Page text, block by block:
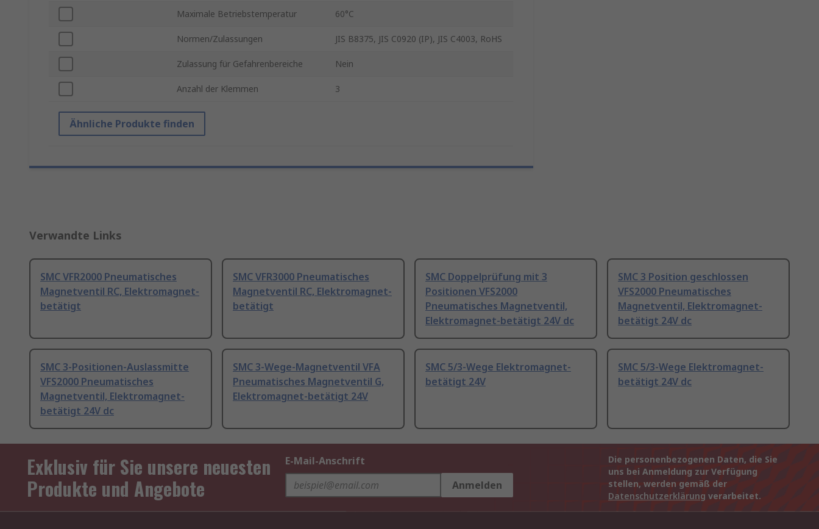
Maximale Betriebstemperatur 60°C
Normen/Zulassungen JIS B8375, JIS C0920 (IP), JIS C4003, RoHS
Zulassung für Gefahrenbereiche Nein
Anzahl der Klemmen 3
Ähnliche Produkte finden
Verwandte Links
SMC VFR2000 Pneumatisches
Magnetventil RC, Elektromagnet-
betätigt
SMC VFR3000 Pneumatisches
Magnetventil RC, Elektromagnet-
betätigt
SMC Doppelprüfung mit 3
Positionen VFS2000
Pneumatisches Magnetventil,
Elektromagnet-betätigt 24V dc
SMC 3 Position geschlossen
VFS2000 Pneumatisches
Magnetventil, Elektromagnet-
betätigt 24V dc
SMC 3-Positionen-Auslassmitte
VFS2000 Pneumatisches
Magnetventil, Elektromagnet-
betätigt 24V dc
SMC 3-Wege-Magnetventil VFA
Pneumatisches Magnetventil G,
Elektromagnet-betätigt 24V
SMC 5/3-Wege Elektromagnet-
betätigt 24V
SMC 5/3-Wege Elektromagnet-
betätigt 24V dc
Exklusiv für Sie unsere neuesten
Produkte und Angebote
E-Mail-Anschrift
Anmelden
Die personenbezogenen Daten, die Sie
uns bei Anmeldung zur Verfügung
stellen, werden gemäß der
Datenschutzerklärung verarbeitet.